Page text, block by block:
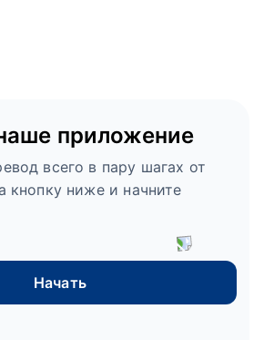
приложение
всего в пару шагах от
кнопку ниже и начните
Начать